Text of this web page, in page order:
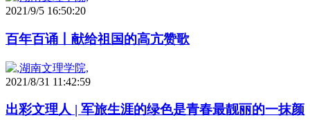
2021/9/5 16:50:20
百年百诵丨献给祖国的高亢赞歌
2021/8/31 11:42:59
出彩文理人 | 军旅生涯的绿色是青春最靓丽的一抹颜